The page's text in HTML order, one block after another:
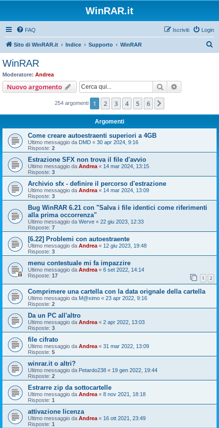
WinRAR.it
FAQ Login
Iscriviti
Sito di WinRAR.it Indice Supporto WinRAR
WinRAR
Moderatore: Andrea
Nuovo argomento Cerca
254 argomenti 1 2 3 4 5 6
Argomenti
Come creare autoestraenti superiori a 4GB
Ultimo messaggio da DMD « 30 apr 2024, 9:16
Risposte: 2
Estrazione SFX non trova il file d'avvio
Ultimo messaggio da Andrea « 14 mar 2024, 13:15
Risposte: 3
Archivio sfx - definire il percorso d'estrazione
Ultimo messaggio da Andrea « 14 mar 2024, 13:09
Risposte: 3
Bug WinRAR 6.21 con "Salva i file identici come riferimenti
alla prima occorrenza"
Ultimo messaggio da Werve « 22 giu 2023, 12:33
Risposte: 7
[6.22] Problemi con autoestraente
Ultimo messaggio da Andrea « 12 giu 2023, 19:48
Risposte: 3
menu contestuale mi fa impazzire
Ultimo messaggio da Andrea « 6 set 2022, 14:14
Risposte: 17 1 2
Comprimere una cartella con la data orignale della cartella
Ultimo messaggio da M@ximo « 23 apr 2022, 9:16
Risposte: 2
Da un PC all'altro
Ultimo messaggio da Andrea « 2 apr 2022, 13:03
Risposte: 3
file cifrato
Ultimo messaggio da Andrea « 31 mar 2022, 13:09
Risposte: 5
winrar.it o altri?
Ultimo messaggio da Petardo238 « 19 gen 2022, 19:44
Risposte: 2
Estrarre zip da sottocartelle
Ultimo messaggio da Andrea « 8 nov 2021, 18:18
Risposte: 1
attivazione licenza
Ultimo messaggio da Andrea « 16 ott 2021, 23:49
Risposte: 1